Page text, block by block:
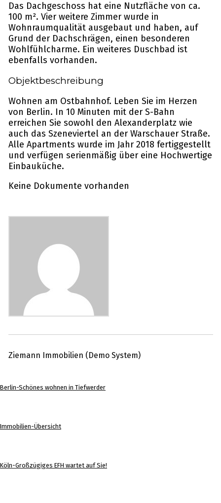
Das Dachgeschoss hat eine Nutzfläche von ca.
100 m². Vier weitere Zimmer wurde in
Wohnraumqualität ausgebaut und haben, auf
Grund der Dachschrägen, einen besonderen
Wohlfühlcharme. Ein weiteres Duschbad ist
ebenfalls vorhanden.
Objektbeschreibung
Wohnen am Ostbahnhof. Leben Sie im Herzen
von Berlin. In 10 Minuten mit der S-Bahn
erreichen Sie sowohl den Alexanderplatz wie
auch das Szeneviertel an der Warschauer Straße.
Alle Apartments wurde im Jahr 2018 fertiggestellt
und verfügen serienmäßig über eine Hochwertige
Einbauküche.
Keine Dokumente vorhanden
Ziemann Immobilien (Demo System)
Berlin-Schönes wohnen in Tiefwerder
Immobilien-Übersicht
Köln-Großzügiges EFH wartet auf Sie!